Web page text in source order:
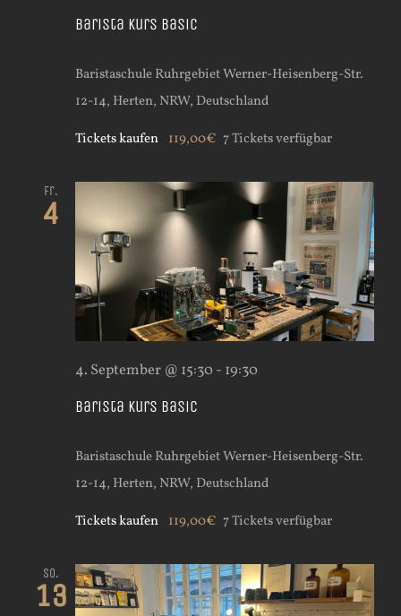
Barista Kurs Basic
Baristaschule RuhrgebietWerner-Heisenberg-Str.
12-14, Herten, NRW, Deutschland
Tickets kaufen 119,00€ 7 Tickets verfügbar
Fr.
4
Barista Kurs Basic
4. September @ 15:30- 19:30
Baristaschule RuhrgebietWerner-Heisenberg-Str.
12-14, Herten, NRW, Deutschland
Tickets kaufen 119,00€ 7 Tickets verfügbar
So.
13